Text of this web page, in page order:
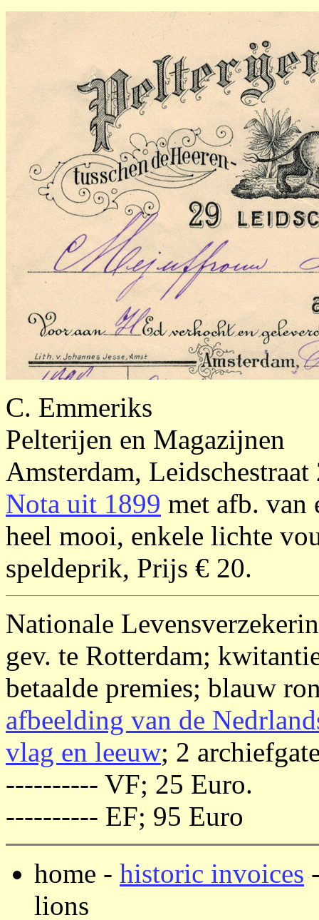
C. Emmeriks
Pelterijen en Magazijnen
Amsterdam, Leidschestraat
Nota uit 1899 met afb. van
heel mooi, enkele lichte
speldeprik, Prijs € 20.
Nationale
gev. te Rotterdam;
betaalde premies; blauw
afbeelding van de
vlag en leeuw; 2
---------- VF; 25 Euro.
---------- EF; 95 Euro
home - historic invoices
lions